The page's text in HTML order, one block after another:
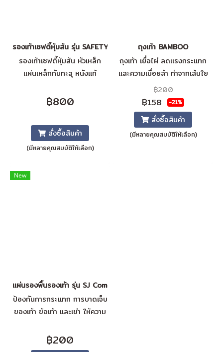
รองเท้าเซฟตี้หุ้มส้น รุ่น SAFETYRUN
รองเท้าเซฟตี้หุ้มส้น หัวเหล็ก
แผ่นเหล็กกันทะลุ หนังแท้
บุกสมบัน ลุยสามารถทนทานได้
฿800
สั่งซื้อสินค้า
(มีหลายคุณสมบัติให้เลือก)
ถุงเท้า BAMBOO
ถุงเท้า เยื่อไผ่ ลดแรงกระแทก
และความเมื่อยล้า ทำจากเส้นใย
ไผ่ที่เป็นมิตรต่อสิ่งแวดล้อม
77% รับประกันความสบายเหนือ
ระดับตลอดทั้งวัน การถักแบบ
รัดแน่นเพื่อลดการบวมของเท้า
และความเมื่อยล้า คุณสมบัติ -
฿200
฿158 -21%
สั่งซื้อสินค้า
(มีหลายคุณสมบัติให้เลือก)
New
แผ่นรองพื้นรองเท้า รุ่น SJ Comfort Insole
ป้องกันการกระแทก การบาดเจ็บ
ของเท้า ข้อเท้า และเข่า ให้ความ
ทนทานใช้งานได้นาน
฿200